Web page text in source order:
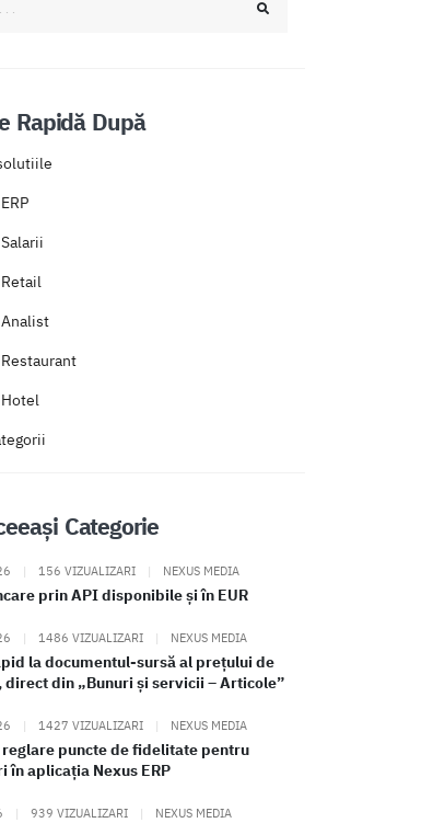
Rapidă După
Categorie
| 156 VIZUALIZARI | NEXUS MEDIA
prin API disponibile și în EUR
| 1486 VIZUALIZARI | NEXUS MEDIA
la documentul-sursă al prețului de
direct din „Bunuri și servicii – Articole”
| 1427 VIZUALIZARI | NEXUS MEDIA
puncte de fidelitate pentru
în aplicația Nexus ERP
| 939 VIZUALIZARI | NEXUS MEDIA